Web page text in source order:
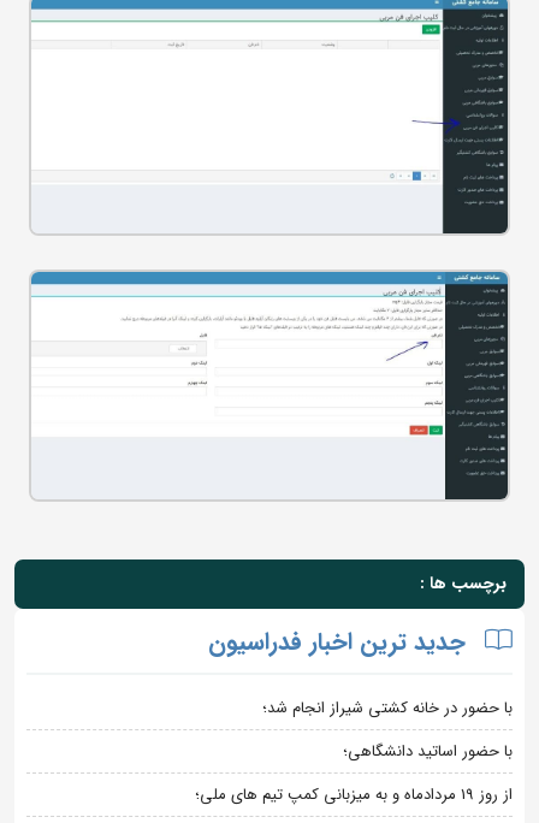
برچسب ها :
جدید ترین اخبار فدراسیون
با حضور در خانه کشتی شیراز انجام شد؛
با حضور اساتید دانشگاهی؛
از روز 19 مردادماه و به میزبانی کمپ تیم های ملی؛